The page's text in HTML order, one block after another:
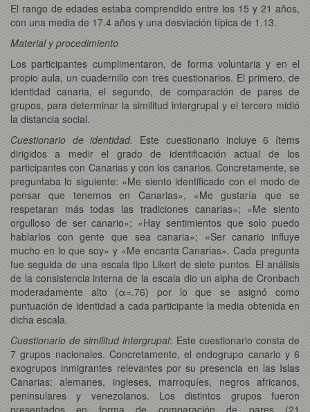
El rango de edades estaba comprendido entre los 15 y 21 años,
con una media de 17.4 años y una desviación típica de 1.13.
Material y procedimiento
Los participantes cumplimentaron, de forma voluntaria y en el
propio aula, un cuadernillo con tres cuestionarios. El primero, de
identidad canaria, el segundo, de comparación de pares de
grupos, para determinar la similitud intergrupal y el tercero midió
la distancia social.
Cuestionario de identidad. Este cuestionario incluye 6 ítems
dirigidos a medir el grado de identificación actual de los
participantes con Canarias y con los canarios. Concretamente, se
preguntaba lo siguiente: «Me siento identificado con el modo de
pensar que tenemos en Canarias», «Me gustaría que se
respetaran más todas las tradiciones canarias»; «Me siento
orgulloso de ser canario»; «Hay sentimientos que solo puedo
hablarlos con gente que sea canaria»; «Ser canario influye
mucho en lo que soy» y «Me encanta Canarias». Cada pregunta
fue seguida de una escala tipo Likert de siete puntos. El análisis
de la consistencia interna de la escala dio un alpha de Cronbach
moderadamente alto (α=.76) por lo que se asignó como
puntuación de identidad a cada participante la media obtenida en
dicha escala.
Cuestionario de similitud intergrupal: Este cuestionario consta de
7 grupos nacionales. Concretamente, el endogrupo canario y 6
exogrupos inmigrantes relevantes por su presencia en las Islas
Canarias: alemanes, ingleses, marroquíes, negros africanos,
peninsulares y venezolanos. Los distintos grupos fueron
presentados en forma de comparación de pares (21